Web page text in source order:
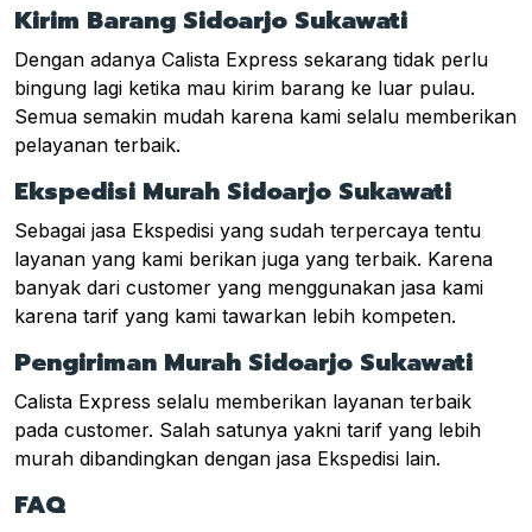
Kirim Barang Sidoarjo Sukawati
Dengan adanya Calista Express sekarang tidak perlu
bingung lagi ketika mau kirim barang ke luar pulau.
Semua semakin mudah karena kami selalu memberikan
pelayanan terbaik.
Ekspedisi Murah Sidoarjo Sukawati
Sebagai jasa Ekspedisi yang sudah terpercaya tentu
layanan yang kami berikan juga yang terbaik. Karena
banyak dari customer yang menggunakan jasa kami
karena tarif yang kami tawarkan lebih kompeten.
Pengiriman Murah Sidoarjo Sukawati
Calista Express selalu memberikan layanan terbaik
pada customer. Salah satunya yakni tarif yang lebih
murah dibandingkan dengan jasa Ekspedisi lain.
FAQ